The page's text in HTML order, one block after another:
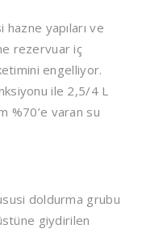
yapıları ve
rezervuar iç
engelliyor.
ile 2,5/4 L
%70’e varan su
doldurma grubu
giydirilen